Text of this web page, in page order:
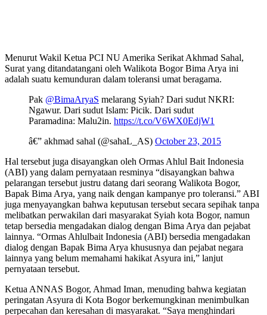
Menurut Wakil Ketua PCI NU Amerika Serikat Akhmad Sahal,
Surat yang ditandatangani oleh Walikota Bogor Bima Arya ini
adalah suatu kemunduran dalam toleransi umat beragama.
Pak @BimaAryaS melarang Syiah? Dari sudut NKRI:
Ngawur. Dari sudut Islam: Picik. Dari sudut
Paramadina: Malu2in. https://t.co/V6WX0EdjW1
â€” akhmad sahal (@sahaL_AS) October 23, 2015
Hal tersebut juga disayangkan oleh Ormas Ahlul Bait Indonesia
(ABI) yang dalam pernyataan resminya “disayangkan bahwa
pelarangan tersebut justru datang dari seorang Walikota Bogor,
Bapak Bima Arya, yang naik dengan kampanye pro toleransi.” ABI
juga menyayangkan bahwa keputusan tersebut secara sepihak tanpa
melibatkan perwakilan dari masyarakat Syiah kota Bogor, namun
tetap bersedia mengadakan dialog dengan Bima Arya dan pejabat
lainnya. “Ormas Ahlulbait Indonesia (ABI) bersedia mengadakan
dialog dengan Bapak Bima Arya khususnya dan pejabat negara
lainnya yang belum memahami hakikat Asyura ini,” lanjut
pernyataan tersebut.
Ketua ANNAS Bogor, Ahmad Iman, menuding bahwa kegiatan
peringatan Asyura di Kota Bogor berkemungkinan menimbulkan
perpecahan dan keresahan di masyarakat. “Saya menghindari